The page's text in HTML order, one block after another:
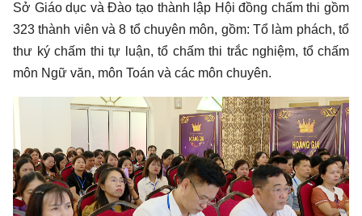
Sở Giáo dục và Đào tạo thành lập Hội đồng chấm thi gồm
323 thành viên và 8 tổ chuyên môn, gồm: Tổ làm phách, tổ
thư ký chấm thi tự luận, tổ chấm thi trắc nghiệm, tổ chấm
môn Ngữ văn, môn Toán và các môn chuyên.